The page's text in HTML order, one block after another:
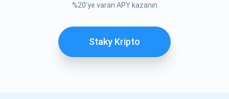
%20'ye varan APY kazanın
Staky Kripto
ABONE OL